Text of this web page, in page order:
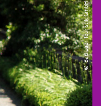
© Bad Laer Touristik GmbH